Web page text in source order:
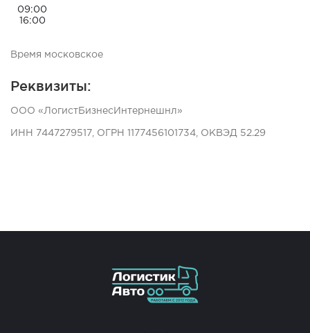
09:00
16:00
Время московское
Реквизиты:
ООО «ЛогистБизнесИнтернешнл»
ИНН 7447279517, ОГРН 1177456101734, ОКВЭД 52.29